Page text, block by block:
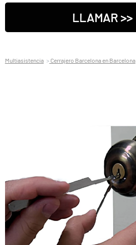
LLAMAR >>
Multiasistencia Cerrajero Barcelona en Barcelona